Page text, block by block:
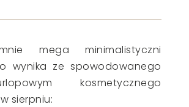
mega minimalistyczni
wynika ze spowodowanego
kosmetycznego
sierpniu: